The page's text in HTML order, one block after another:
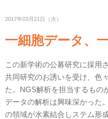
2017年03月21日（火）
一細胞データ、
この新学術の公募研究に採用
共同研究のお誘いを受け、色
た。NGS解析を担当するもの
データの解析は興味深かった
の領域が水素結合しステム形